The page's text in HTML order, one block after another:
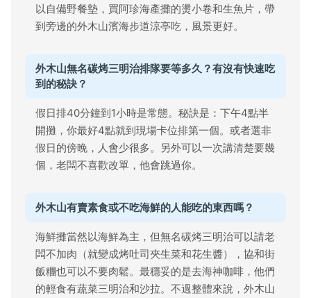
以自備野餐墊，買阿珍海產攤的燙小卷和生魚片，帶
到旁邊的外木山濱海步道涼亭吃，風景更好。
外木山無名碳烤三明治排隊要等多久？有沒有快速吃
到的秘訣？
假日排40分鐘到1小時是常態。秘訣是：下午4點半
開攤，你最好4點就到現場卡位排第一個。或者選非
假日的傍晚，人會少很多。另外可以一次講清楚要幾
個，老闆不喜歡改單，他會跳過你。
外木山有賣素食或不吃海鮮的人能吃的東西嗎？
海鮮攤當然以海鮮為主，但無名碳烤三明治可以請老
闆不加肉（就變成烤吐司夾生菜和花生醬），協和街
飯糰也可以不要肉鬆。最穩妥的是去海神咖啡，他們
的輕食有蔬菜三明治和沙拉。不過整體來說，外木山